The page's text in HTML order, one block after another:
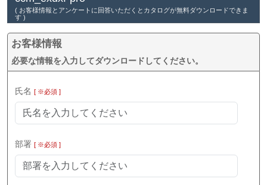
( お客様情報とアンケートに回答いただくとカタログが無料ダウンロードできま
す )
お客様情報
必要な情報を入力してダウンロードしてください。
氏名 [ ※必須 ]
部署 [ ※必須 ]